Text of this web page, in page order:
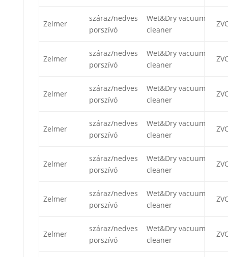
Zelmer
száraz/nedves
porszívó
Wet&Dry vacuum
cleaner
Zelmer
száraz/nedves
porszívó
Wet&Dry vacuum
cleaner
Zelmer
száraz/nedves
porszívó
Wet&Dry vacuum
cleaner
Zelmer
száraz/nedves
porszívó
Wet&Dry vacuum
cleaner
Zelmer
száraz/nedves
porszívó
Wet&Dry vacuum
cleaner
Zelmer
száraz/nedves
porszívó
Wet&Dry vacuum
cleaner
Zelmer
száraz/nedves
porszívó
Wet&Dry vacuum
cleaner